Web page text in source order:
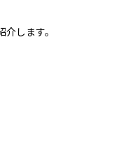
します。